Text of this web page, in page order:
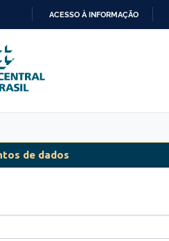
PARA
O
CONTEÚDO
ACESSO À INFORMAÇÃO
de dados